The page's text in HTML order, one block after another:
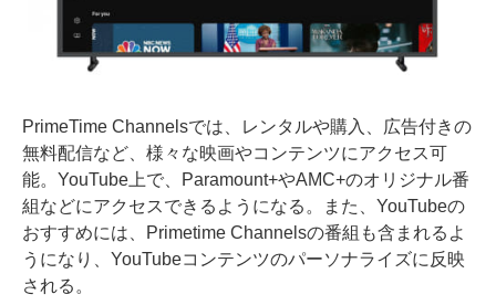
PrimeTime Channelsでは、レンタルや購入、広告付きの
無料配信など、様々な映画やコンテンツにアクセス可
能。YouTube上で、Paramount+やAMC+のオリジナル番
組などにアクセスできるようになる。また、YouTubeの
おすすめには、Primetime Channelsの番組も含まれるよ
うになり、YouTubeコンテンツのパーソナライズに反映
される。